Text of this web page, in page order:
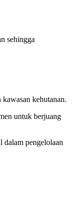
sehingga
kehutanan.
untuk berjuang
dalam pengelolaan